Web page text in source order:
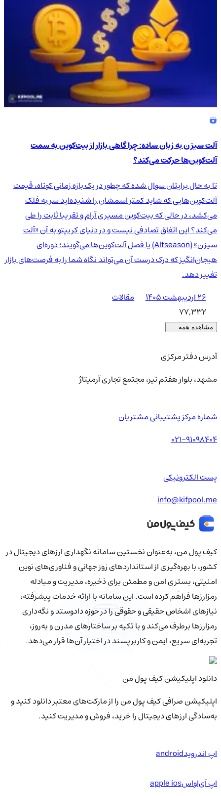
آلت سیزن به زبان ساده: چرا گاهی بازار از بیت‌کوین به سمت
آلت‌کوین‌ها حرکت می‌کند؟
تا به حال برایتان سوال شده که چطور در یک بازه زمانی کوتاه، قیمت
آلت‌کوین‌هایی که شاید کمتر اسمشان را شنیده‌اید سر به فلک
می‌کشد، در حالی که بیت‌کوین مسیری آرام و تقریبا ثابت را طی
می‌کند؟ این اتفاق تصادفی نیست و در دنیای کریپتو به آن «آلت
سیزن» (Altseason) یا فصل آلت‌کوین‌ها می‌گویند؛ دوره‌ای
هیجان‌انگیز که درک درست آن می‌تواند نگاه شما را به فرصت‌های بازار
تغییر دهد.
۲۶ اردیبهشت ۱۴۰۵
مقالات
77,332
مشاهده همه
آدرس دفتر مرکزی
مشهد، بلوار هفتم تیر، مجتمع تجاری آرمیتاژ
شماره مرکز پشتیبانی مشتریان
021-91098404
پست الکترونیکی
info@kifpool.me
کیف‌ پول من، به‌عنوان نخستین سامانه نگهداری ارزهای دیجیتال در
کشور، با بهره‌گیری از استانداردهای روز جهانی و فناوری‌های نوین
امنیتی، بستری امن و مطمئن برای ذخیره، مدیریت و مبادله
رمزارزها فراهم کرده است. این سامانه با ارائه خدمات پیشرفته،
نیازهای اشخاص حقیقی و حقوقی را در حوزه دادوستد و نگه‌داری
رمزارزها برطرف می‌کند و با تکیه بر ساختارهای مدرن و به‌روز،
تجربه‌ای سریع، ایمن و کاربرپسند در اختیار آن‌ها قرار می‌دهد.
دانلود اپلیکیشن کیف‌ پول من
اپلیکیشن صرافی کیف پول من را از مارکت‌های معتبر دانلود کنید و
به‌سادگی ارزهای دیجیتال را خرید، فروش و مدیریت کنید.
اپ اندرویدandroid
اپ آی‌او‌اسapple ios